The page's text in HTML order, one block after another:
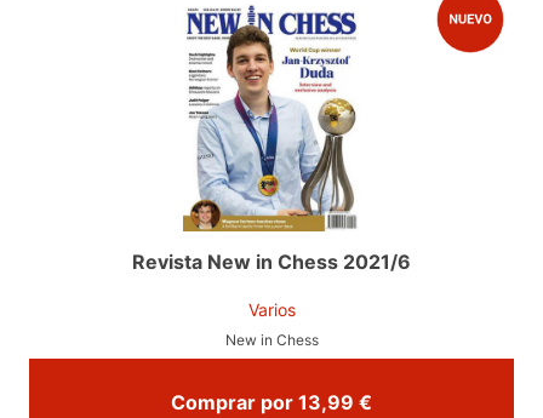
Revista New in Chess 2021/6
Varios
New in Chess
Comprar por 13,99 €